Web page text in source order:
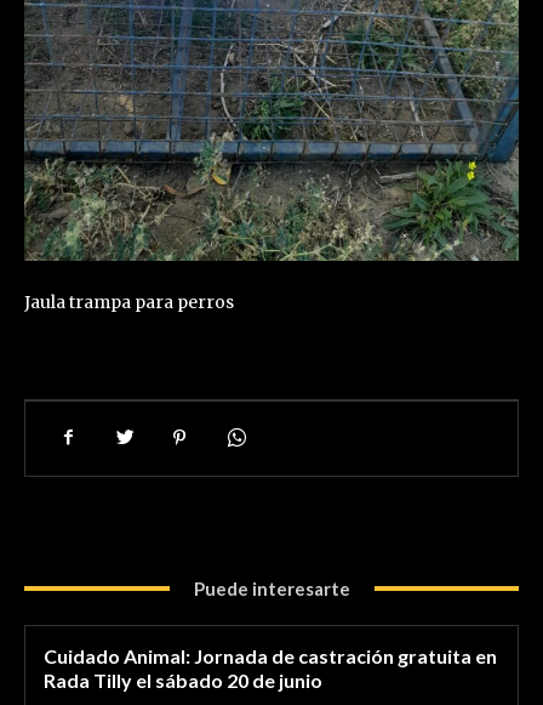
Jaula trampa para perros
Puede interesarte
Cuidado Animal: Jornada de castración gratuita en
Rada Tilly el sábado 20 de junio